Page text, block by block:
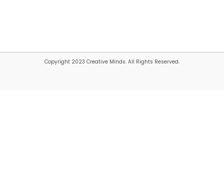
Copyright 2023 Creative Minds. All Rights Reserved.